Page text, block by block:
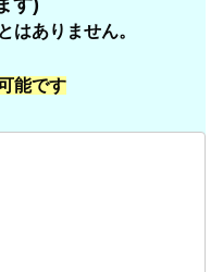
す)
はありません。
能です